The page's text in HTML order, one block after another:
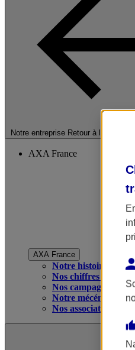
Notre entreprise Retour à la section
AXA France
AXA France
Notre histoire
Nos chiffres clés
Nos campagnes
Notre mécénat
Nos associations